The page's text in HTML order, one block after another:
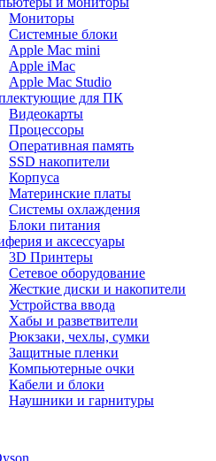
Мониторы
Системные блоки
Apple Mac mini
Apple iMac
Apple Mac Studio
для ПК
Видеокарты
Процессоры
Оперативная память
SSD накопители
Корпуса
Материнские платы
Системы охлаждения
Блоки питания
и аксессуары
3D Принтеры
Сетевое оборудование
Жесткие диски и накопители
Устройства ввода
Хабы и разветвители
Рюкзаки, чехлы, сумки
Защитные пленки
Компьютерные очки
Кабели и блоки
Наушники и гарнитуры